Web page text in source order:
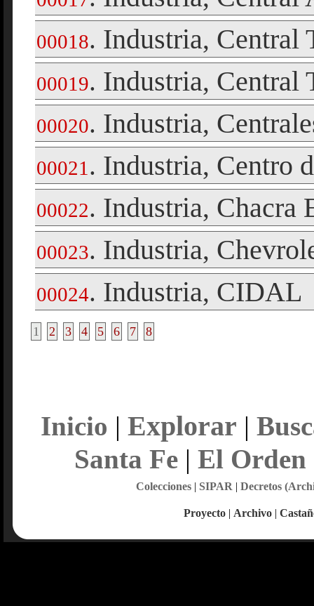
00018. Industria, Central
00019. Industria, Central
00020. Industria,
00021 . Industria, Centro
00022. Industria, Chacra
00023. Industria,
00024. Industria, CIDAL
1 2 3 4 5 6 7 8
Inicio | Explorar |
Santa Fe| El Orden
Colecciones| SIPAR | Decretos
Proyecto | Archivo |